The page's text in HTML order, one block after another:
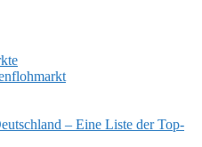
– Eine Liste der Top-